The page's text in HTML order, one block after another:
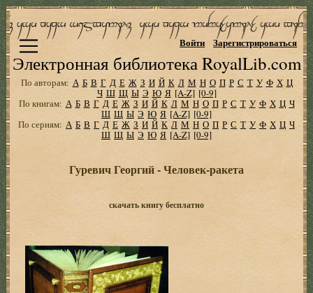
Электронная библиотека RoyalLib.com
Войти Зарегистрироваться
По авторам: А Б В Г Д Е Ж З И Й К Л М Н О П Р С Т У Ф Х Ц
Ч Ш Щ Ы Э Ю Я [A-Z] [0-9]
По книгам: А Б В Г Д Е Ж З И Й К Л М Н О П Р С Т У Ф Х Ц Ч
Ш Щ Ы Э Ю Я [A-Z] [0-9]
По сериям: А Б В Г Д Е Ж З И Й К Л М Н О П Р С Т У Ф Х Ц Ч
Ш Щ Ы Э Ю Я [A-Z] [0-9]
Гуревич Георгий - Человек-ракета
скачать книгу бесплатно